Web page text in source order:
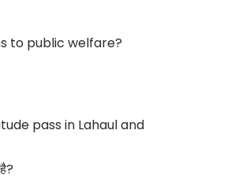
to public welfare?
pass in Lahaul and